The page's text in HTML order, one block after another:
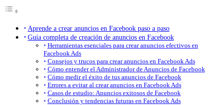
Aprende a crear anuncios en Facebook paso a paso
Guía completa de creación de anuncios en Facebook
Herramientas esenciales para crear anuncios efectivos en
Facebook Ads
Consejos y trucos para crear anuncios en Facebook Ads
Cómo entender el Administrador de Anuncios de Facebook
Cómo medir el éxito de tus anuncios de Facebook
Errores a evitar al crear anuncios en Facebook Ads
Casos de estudio: Anuncios exitosos de Facebook
Conclusión y tendencias futuras en Facebook Ads